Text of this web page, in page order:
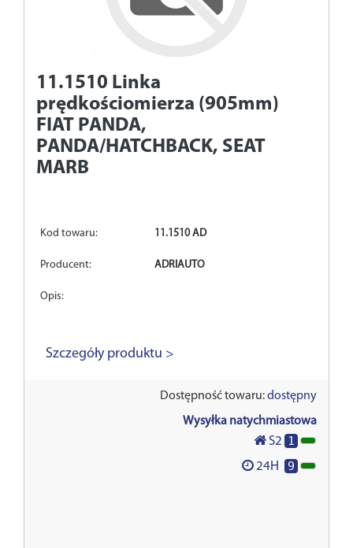
11.1510 Linka
prędkościomierza (905mm)
FIAT PANDA,
PANDA/HATCHBACK, SEAT
MARB
Kod towaru: 11.1510 AD
Producent: ADRIAUTO
Opis:
Szczegóły produktu >
Dostępność towaru:dostępny
Wysyłka natychmiastowa
S2 1
24H 9